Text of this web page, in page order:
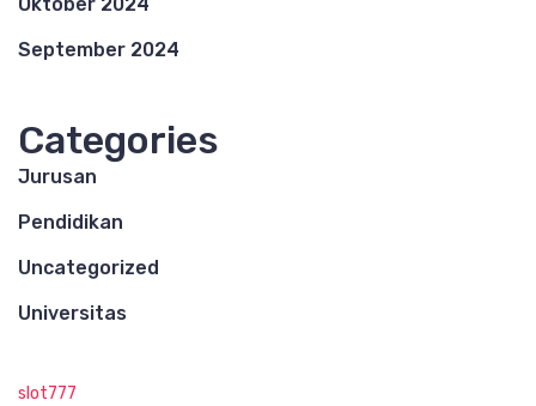
September 2024
Categories
Jurusan
Pendidikan
Uncategorized
Universitas
slot777